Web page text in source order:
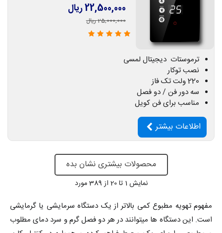
22,500,000 ریال
25,000,000 ریال
ترموستات دیجیتال لمسی
نصب توکار
220 ولت تک فاز
سه دور فن / دو فصل
مناسب برای فن کویل
اطلاعات بیشتر
محصولات بیشتری نشان بده
نمایش 1 تا 20 از 389 مورد
مفهوم تهویه مطبوع کمی بالاتر از یک دستگاه سرمایشی یا گرمایشی
است. این دستگاه ها میتوانند در هر دو فصل گرم و سرد دمای مطلوب